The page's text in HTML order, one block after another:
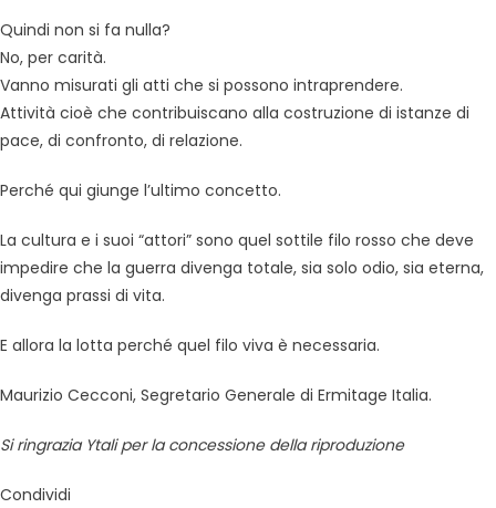
Quindi non si fa nulla?
No, per carità.
Vanno misurati gli atti che si possono intraprendere.
Attività cioè che contribuiscano alla costruzione di istanze di
pace, di confronto, di relazione.
Perché qui giunge l’ultimo concetto.
La cultura e i suoi “attori” sono quel sottile filo rosso che deve
impedire che la guerra divenga totale, sia solo odio, sia eterna,
divenga prassi di vita.
E allora la lotta perché quel filo viva è necessaria.
Maurizio Cecconi, Segretario Generale di Ermitage Italia.
Si ringrazia Ytali per la concessione della riproduzione
Condividi